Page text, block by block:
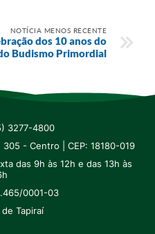
NOTÍCIA MENOS RECENTE
dos 10 anos do
Budismo Primordial
3277-4800
- Centro | CEP: 18180-019
das 9h às 12h e das 13h às
0001-03
Tapiraí